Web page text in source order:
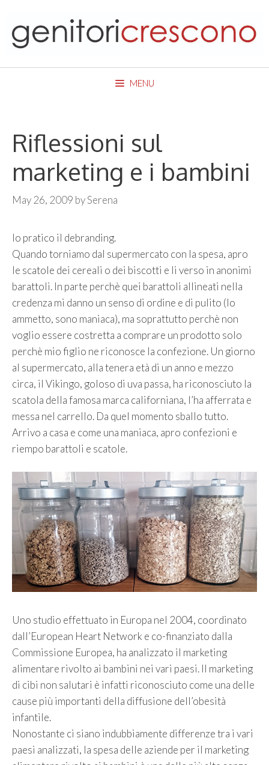
content
MENU
Riflessioni sul
marketing e i bambini
May 26, 2009 bySerena
Io pratico il debranding.
Quando torniamo dal supermercato con la spesa, apro
le scatole dei cereali o dei biscotti e li verso in anonimi
barattoli. In parte perchè quei barattoli allineati nella
credenza mi danno un senso di ordine e di pulito (lo
ammetto, sono maniaca), ma soprattutto perchè non
voglio essere costretta a comprare un prodotto solo
perchè mio figlio ne riconosce la confezione. Un giorno
al supermercato, alla tenera età di un anno e mezzo
circa, il Vikingo, goloso di uva passa, ha riconosciuto la
scatola della famosa marca californiana, l’ha afferrata e
messa nel carrello. Da quel momento sballo tutto.
Arrivo a casa e come una maniaca, apro confezioni e
riempo barattoli e scatole.
Uno studio effettuato in Europa nel 2004, coordinato
dall’European Heart Network e co-finanziato dalla
Commissione Europea, ha analizzato il marketing
alimentare rivolto ai bambini nei vari paesi. Il marketing
di cibi non salutari è infatti riconosciuto come una delle
cause più importanti della diffusione dell’obesità
infantile.
Nonostante ci siano indubbiamente differenze tra i vari
paesi analizzati, la spesa delle aziende per il marketing